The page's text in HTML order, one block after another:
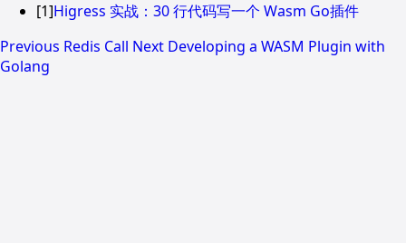
[1]Higress 实战：30 行代码写一个 Wasm Go插件
Previous Redis Call Next Developing a WASM Plugin with
Golang